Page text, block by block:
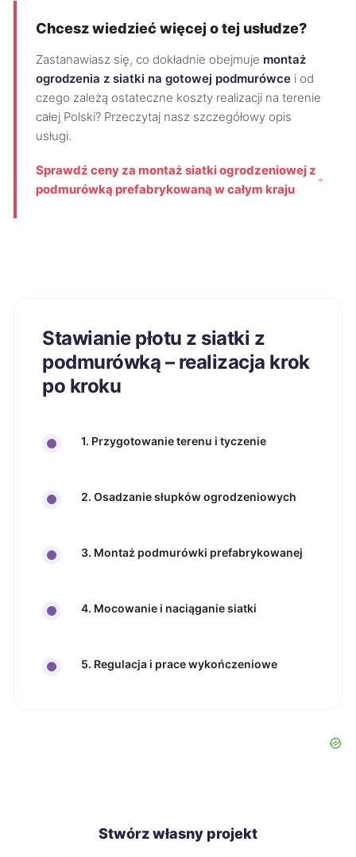
Chcesz wiedzieć więcej o tej usłudze?
Zastanawiasz się, co dokładnie obejmuje montaż
ogrodzenia z siatki na gotowej podmurówce i od
czego zależą ostateczne koszty realizacji na terenie
całej Polski? Przeczytaj nasz szczegółowy opis
usługi.
Sprawdź ceny za montaż siatki ogrodzeniowej z
podmurówką prefabrykowaną w całym kraju
Stawianie płotu z siatki z
podmurówką – realizacja krok
po kroku
1. Przygotowanie terenu i tyczenie
2. Osadzanie słupków ogrodzeniowych
3. Montaż podmurówki prefabrykowanej
4. Mocowanie i naciąganie siatki
5. Regulacja i prace wykończeniowe
Stwórz własny projekt